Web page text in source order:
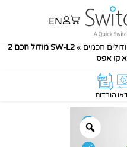
EN
חכמים »
SW-L2 מודול חכם 2
קו אפס
הורדות